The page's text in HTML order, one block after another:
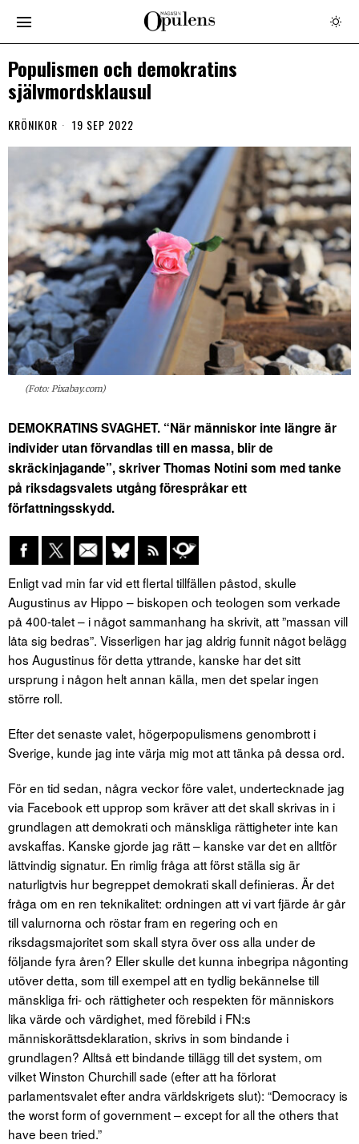
Populismen och demokratins
självmordsklausul
KRÖNIKOR 19 SEP 2022
(Foto: Pixabay.com)
DEMOKRATINS SVAGHET. “När människor inte längre är
individer utan förvandlas till en massa, blir de
skräckinjagande”, skriver Thomas Notini som med tanke
på riksdagsvalets utgång förespråkar ett
författningsskydd.
Enligt vad min far vid ett flertal tillfällen påstod, skulle
Augustinus av Hippo – biskopen och teologen som verkade
på 400-talet – i något sammanhang ha skrivit, att ”massan vill
låta sig bedras”. Visserligen har jag aldrig funnit något belägg
hos Augustinus för detta yttrande, kanske har det sitt
ursprung i någon helt annan källa, men det spelar ingen
större roll.
Efter det senaste valet, högerpopulismens genombrott i
Sverige, kunde jag inte värja mig mot att tänka på dessa ord.
För en tid sedan, några veckor före valet, undertecknade jag
via Facebook ett upprop som kräver att det skall skrivas in i
grundlagen att demokrati och mänskliga rättigheter inte kan
avskaffas. Kanske gjorde jag rätt – kanske var det en alltför
lättvindig signatur. En rimlig fråga att först ställa sig är
naturligtvis hur begreppet demokrati skall definieras. Är det
fråga om en ren teknikalitet: ordningen att vi vart fjärde år går
till valurnorna och röstar fram en regering och en
riksdagsmajoritet som skall styra över oss alla under de
följande fyra åren? Eller skulle det kunna inbegripa någonting
utöver detta, som till exempel att en tydlig bekännelse till
mänskliga fri- och rättigheter och respekten för människors
lika värde och värdighet, med förebild i FN:s
människorättsdeklaration, skrivs in som bindande i
grundlagen? Alltså ett bindande tillägg till det system, om
vilket Winston Churchill sade (efter att ha förlorat
parlamentsvalet efter andra världskrigets slut): “Democracy is
the worst form of government – except for all the others that
have been tried.”